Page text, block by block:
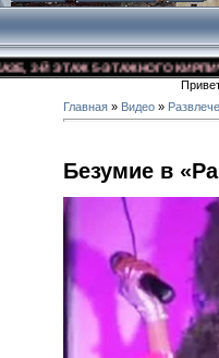
Й ЭТАЖ 5-ЭТАЖНОГО
Главная » Видео »
Безумие в